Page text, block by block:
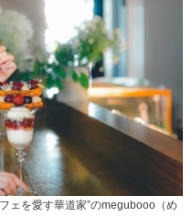
ェを愛す華道家”のmegubooo（め